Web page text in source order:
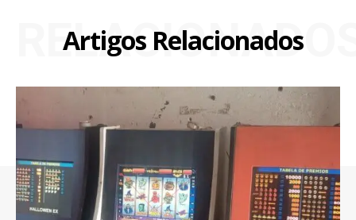
Artigos Relacionados